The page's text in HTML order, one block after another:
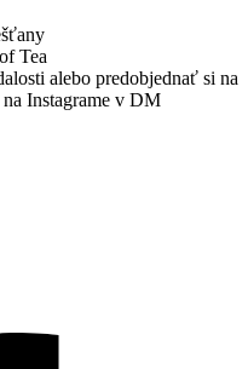
Tea
alebo predobjednať si na
na Instagrame v DM